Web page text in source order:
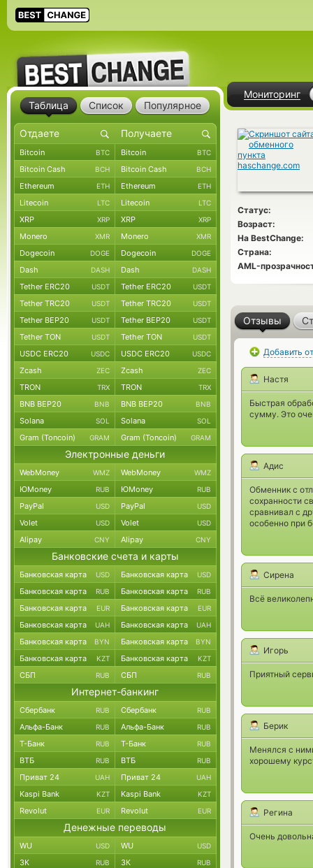
Мониторинг
Статус:
Возраст:
На BestChange:
Страна:
AML-
Отзывы
Добавить
Настя
Быстрая
сумму. Это
Адис
Обменник с
сохранности
сравнивал с
особенно при
Сирена
Всё
Игорь
Приятный
Берик
Менялся с
хорошему
Регина
Очень
Таблица Список Популярное
Bitcoin BTC Bitcoin BTC
Bitcoin Cash BCH Bitcoin Cash BCH
Ethereum ETH Ethereum ETH
Litecoin LTC Litecoin LTC
XRP XRP XRP XRP
Monero XMR Monero XMR
Dogecoin DOGE Dogecoin DOGE
Dash DASH Dash DASH
Tether ERC20 USDT Tether ERC20 USDT
Tether TRC20 USDT Tether TRC20 USDT
Tether BEP20 USDT Tether BEP20 USDT
Tether TON USDT Tether TON USDT
USDC ERC20 USDC USDC ERC20 USDC
Zcash ZEC Zcash ZEC
TRON TRX TRON TRX
BNB BEP20 BNB BNB BEP20 BNB
Solana SOL Solana SOL
Gram (Toncoin) GRAM Gram (Toncoin) GRAM
Электронные деньги
WebMoney WMZ WebMoney WMZ
ЮMoney RUB ЮMoney RUB
PayPal USD PayPal USD
Volet USD Volet USD
Alipay CNY Alipay CNY
Банковские счета и карты
Банковская карта USD Банковская карта USD
Банковская карта RUB Банковская карта RUB
Банковская карта EUR Банковская карта EUR
Банковская карта UAH Банковская карта UAH
Банковская карта BYN Банковская карта BYN
Банковская карта KZT Банковская карта KZT
СБП RUB СБП RUB
Интернет-банкинг
Сбербанк RUB Сбербанк RUB
Альфа-Банк RUB Альфа-Банк RUB
Т-Банк RUB Т-Банк RUB
ВТБ RUB ВТБ RUB
Приват 24 UAH Приват 24 UAH
Kaspi Bank KZT Kaspi Bank KZT
Revolut EUR Revolut EUR
Денежные переводы
WU USD WU USD
ЗК RUB ЗК RUB